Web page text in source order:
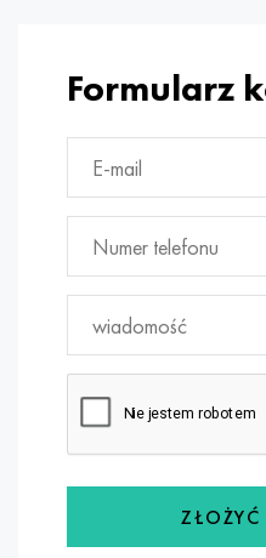
Formularz